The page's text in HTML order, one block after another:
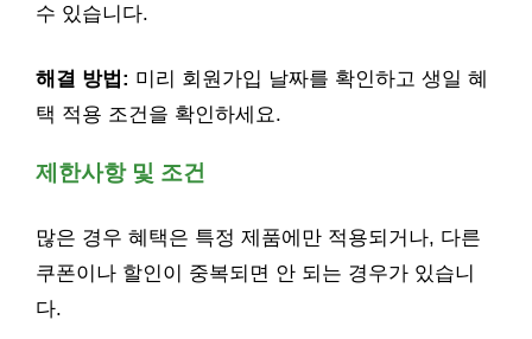
수 있습니다.
해결 방법: 미리 회원가입 날짜를 확인하고 생일 혜
택 적용 조건을 확인하세요.
제한사항 및 조건
많은 경우 혜택은 특정 제품에만 적용되거나, 다른
쿠폰이나 할인이 중복되면 안 되는 경우가 있습니
다.